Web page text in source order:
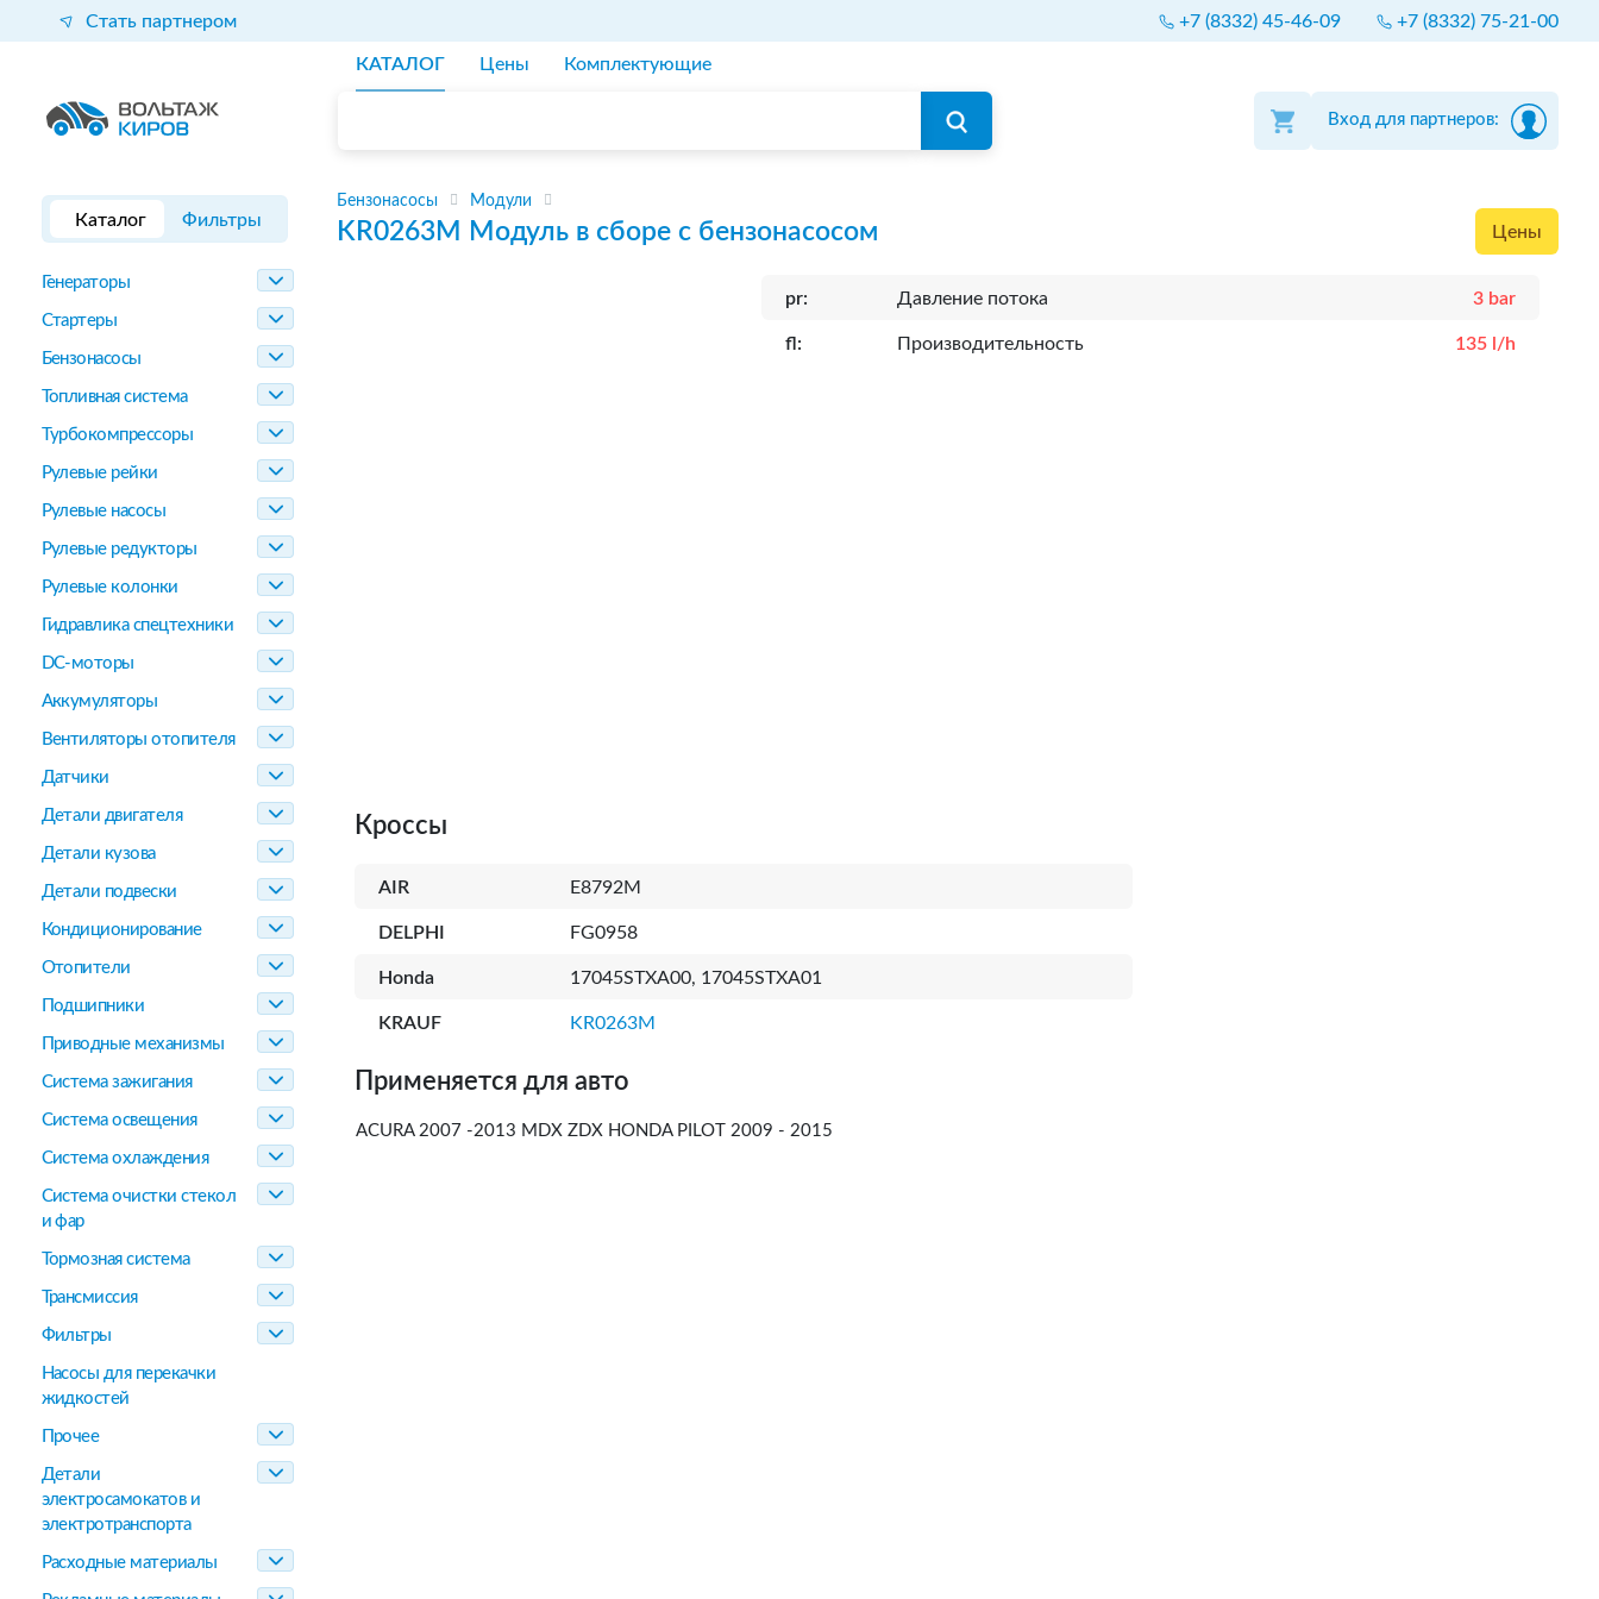
Стать партнером +7 (8332) 45-46-09 +7 (8332) 75-21-00
КАТАЛОГ Цены Комплектующие
Вход для партнеров:
Каталог Фильтры
Генераторы
Стартеры
Бензонасосы
Топливная система
Турбокомпрессоры
Рулевые рейки
Рулевые насосы
Рулевые редукторы
Рулевые колонки
Гидравлика спецтехники
DC-моторы
Аккумуляторы
Вентиляторы отопителя
Датчики
Детали двигателя
Детали кузова
Детали подвески
Кондиционирование
Отопители
Подшипники
Приводные механизмы
Система зажигания
Система освещения
Система охлаждения
Система очистки стекол
и фар
Тормозная система
Трансмиссия
Фильтры
Насосы для перекачки
жидкостей
Прочее
Детали
электросамокатов и
электротранспорта
Расходные материалы
Бензонасосы Модули
KR0263M Модуль в сборе с бензонасосом Цены
pr: Давление потока 3 bar
fl: Производительность 135 l/h
Кроссы
AIR E8792M
DELPHI FG0958
Honda 17045STXA00, 17045STXA01
KRAUF KR0263M
Применяется для авто
ACURA 2007 -2013 MDX ZDX HONDA PILOT 2009 - 2015